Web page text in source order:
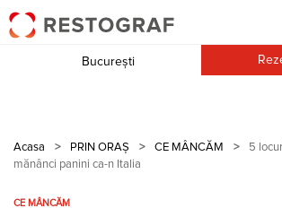
București
Acasa > PRIN ORAȘ > CE MÂNCĂM >
5
mănânci panini ca-n Italia
CE MÂNCĂM